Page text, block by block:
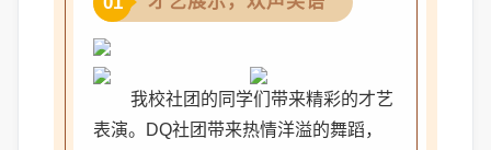
我校社团的同学们带来精彩的才艺
表演。DQ社团带来热情洋溢的舞蹈，